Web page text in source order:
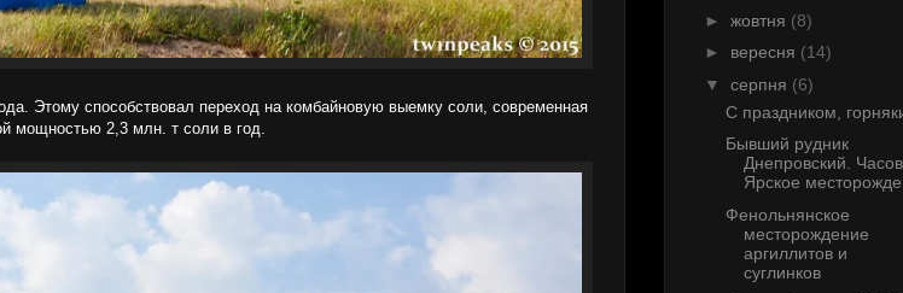
Этому способствовал переход на комбайновую выемку соли, современная
мощностью 2,3 млн. т соли в год.
► жовтня (8)
► вересня (14)
▼ серпня (6)
С праздником,
Бывший рудник
Днепровский.
Ярское
Фенольнянское
месторождение
аргиллитов и
суглинков